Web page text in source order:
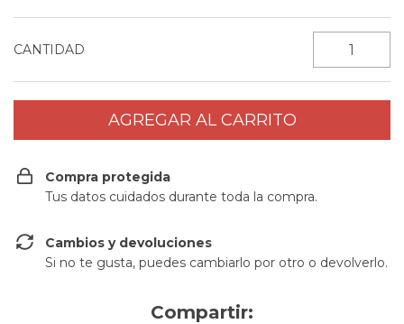
CANTIDAD
Compra protegida
Tus datos cuidados durante toda la compra.
Cambios y devoluciones
Si no te gusta, puedes cambiarlo por otro o devolverlo.
Compartir: